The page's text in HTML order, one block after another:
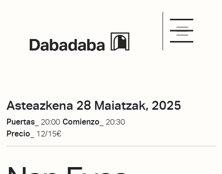
Asteazkena 28 Maiatzak, 2025
Puertas_ 20:00 Comienzo_ 20:30
Precio_
12/15€